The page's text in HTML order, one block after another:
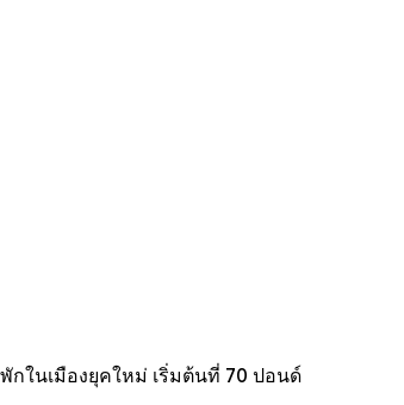
กในเมืองยุคใหม่ เริ่มต้นที่ 70 ปอนด์